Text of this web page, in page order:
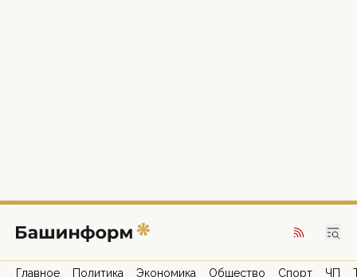
Главное Политика Экономика Общество Спорт ЧП